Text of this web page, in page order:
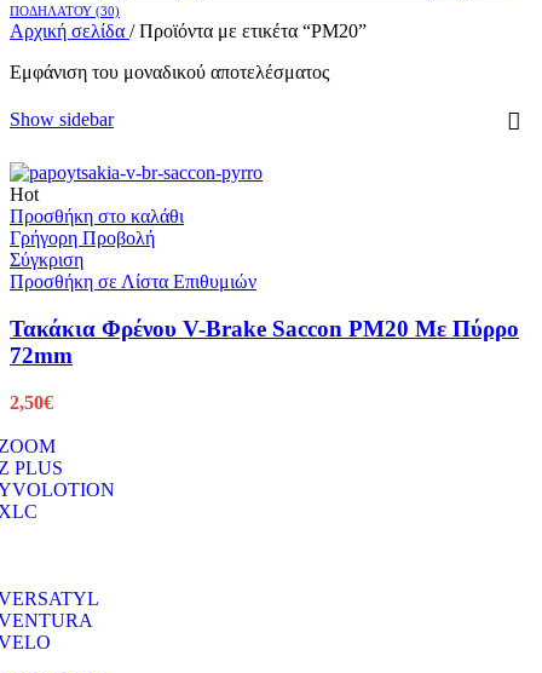
ΠΟΔΗΛΑΤΟΥ (30)
Αρχική σελίδα / Προϊόντα με ετικέτα “PM20”
Εμφάνιση του μοναδικού αποτελέσματος
Show sidebar
Hot
Προσθήκη στο καλάθι
Γρήγορη Προβολή
Σύγκριση
Προσθήκη σε Λίστα Επιθυμιών
Τακάκια Φρένου V-Brake Saccon PM20 Με Πύρρο
72mm
2,50€
PLUS